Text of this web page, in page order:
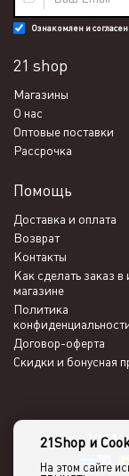
Ознакомлен и
21 shop
Магазины
О нас
Оптовые поставки
Рассрочка
Помощь
Доставка и оплата
Возврат
Контакты
Как сделать заказ в
магазине
Политика
Договор-оферта
Скидки и бонусная
21Shop и
На этом сайте